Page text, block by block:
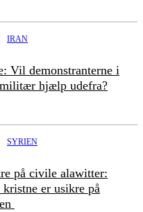
IRAN
Vil demonstranterne i
hjælp udefra?
SYRIEN
på civile alawitter:
kristne er usikre på